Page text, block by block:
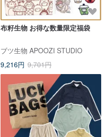
布籽生物 お得な数量限定福袋
ブツ生物 APOOZI STUDIO
9,216円 9,701円